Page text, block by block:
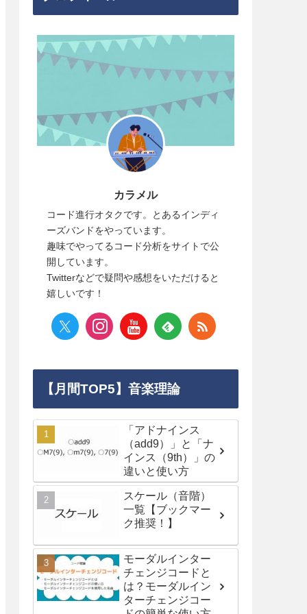
カラメル
コード進行オタクです。とあるインディ
ーズバンドをやっています。
趣味でやってるコード分析をサイトで公
開しています。
Twitterなどで疑問や感想をいただけると
嬉しいです！
【月間TOP5】音楽理論
「アドナインス
（add9）」と「ナ
インス（9th）」の
違いと使い方
スケール（音階）
一覧【ブックマー
ク推奨！】
モーダルインター
チェンジコードと
は？モーダルイン
ターチェンジコー